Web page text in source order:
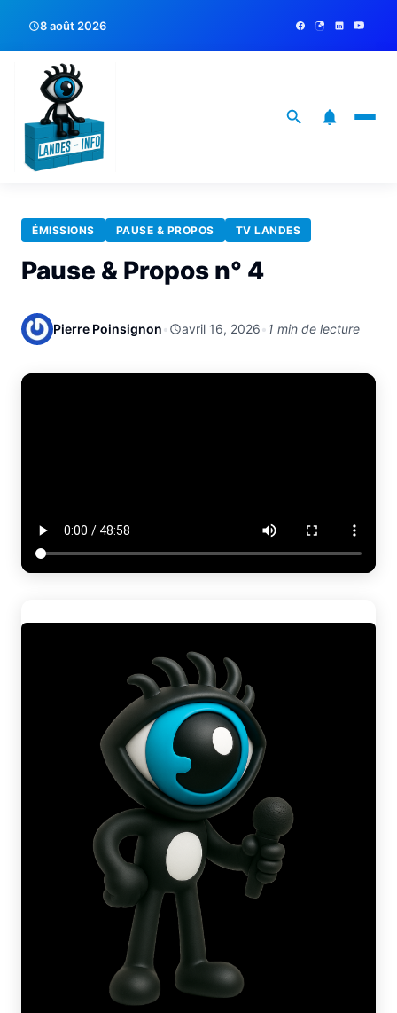
8 août 2026
ÉMISSIONS PAUSE & PROPOS TV LANDES
Pause & Propos n° 4
Pierre Poinsignon• avril 16, 2026•1 min de lecture